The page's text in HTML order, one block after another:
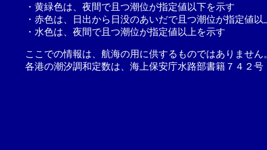
・黄緑色は、夜間で且つ潮位が指定値以下を示す
・赤色は、日出から日没のあいだで且つ潮位が指定値以
・水色は、夜間で且つ潮位が指定値以上を示す
ここでの情報は、航海の用に供するものではありませ
各港の潮汐調和定数は、海上保安庁水路部書籍７４２